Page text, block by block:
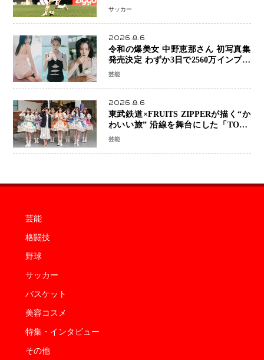
前 メディカルチェックも通過
サッカー
2026.8.6
令和の爆美女 中野恵那さん 初写真集
発売決定 わずか3日で2560万インプレ
ッションを記録した話題の美貌を凝縮
芸能
2026.8.6
東武鉄道×FRUITS ZIPPERが描く“か
わいい旅” 沿線を舞台にした「TOBU
KAWAII PROJECT」が開幕
芸能
芸能
格闘技
野球
サッカー
バスケット
美容コスメ
特集・インタビュー
その他